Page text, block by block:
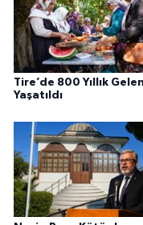
Tire’de 800 Yıllık
Yaşatıldı